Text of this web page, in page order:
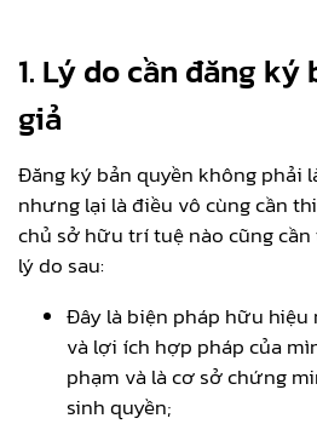
1. Lý do cần đăng ký
giả
Đăng ký bản quyền không phải
nhưng lại là điều vô cùng cần
chủ sở hữu trí tuệ nào cũng
lý do sau:
Đây là biện pháp hữu hiệu
và lợi ích hợp pháp của
phạm và là cơ sở chứng
sinh quyền;